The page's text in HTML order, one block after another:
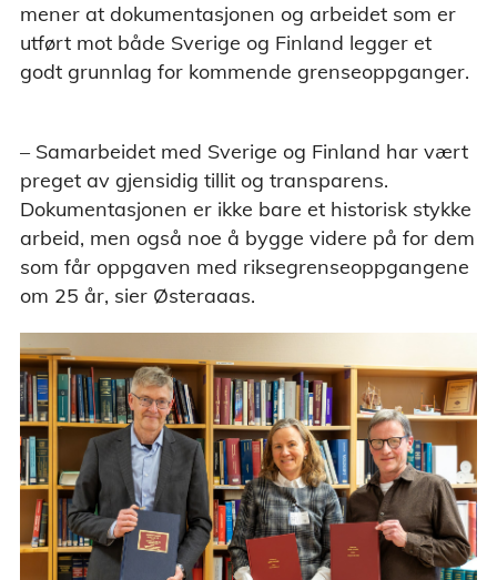
mener at dokumentasjonen og arbeidet som er
utført mot både Sverige og Finland legger et
godt grunnlag for kommende grenseoppganger.
– Samarbeidet med Sverige og Finland har vært
preget av gjensidig tillit og transparens.
Dokumentasjonen er ikke bare et historisk stykke
arbeid, men også noe å bygge videre på for dem
som får oppgaven med riksegrenseoppgangene
om 25 år, sier Østeraaas.